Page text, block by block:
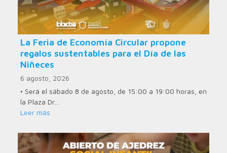
La Feria de Economía Circular propone
regalos sustentables para el Día de las
Niñeces
6 agosto, 2026
• Será el sábado 8 de agosto, de 15:00 a 19:00 horas, en
la Plaza Dr…
Leer más